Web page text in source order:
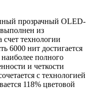
прозрачный OLED-
из
технологии
6000 нит достигается
полного
и четкости
с технологией
118% цветовой